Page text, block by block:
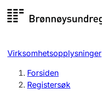
Registersøk
Aksjeselskap
Virksomhetsopplysninger
Forsiden
Registersøk